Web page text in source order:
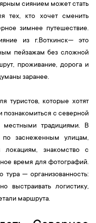
сиянием может стать
тех, кто хочет сменить
зимнее путешествие.
из г.Воткинск— это
пейзажам без сложной
проживание, дорога и
заранее.
туристов, которые хотят
познакомиться с северной
местными традициями. В
по заснеженным улицам,
знакомство с
время для фотографий.
тура — организованность:
выстраивать логистику,
маршрута.